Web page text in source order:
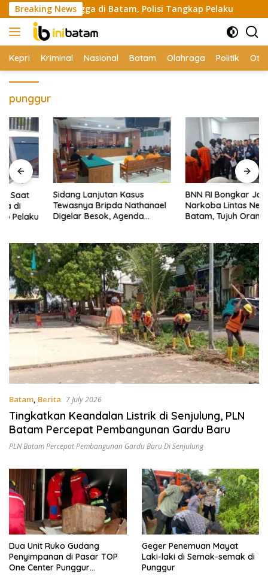
Skip
to
content
Breaking Newsdi Batam, Polisi Tangkap Pelaku Sidang
Kepri Kriminal Nasional Batam Olahraga Politik
punggur
Sidang Lanjutan Kasus
Tewasnya Bripda Nathanael
Digelar Besok, Agenda
BNN RI Bongkar Jaringan
Narkoba Lintas Negara di
Batam, Tujuh Orang
Batam, Berita 7 July 2026
Tingkatkan Keandalan Listrik di Senjulung, PLN
Batam Percepat Pembangunan Gardu Baru
PLN Batam Percepat Pembangunan Gardu Baru Di Senjulung
Dua Unit Ruko Gudang
Penyimpanan di Pasar TOP
One Center Punggur
Geger Penemuan Mayat
Laki-laki di Semak-semak di
Punggur